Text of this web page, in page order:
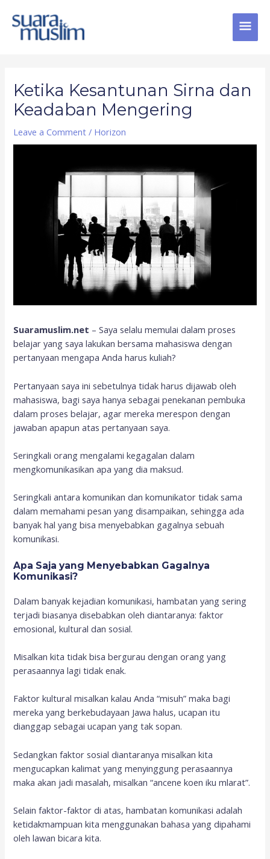
content
Ketika Kesantunan Sirna dan
Keadaban Mengering
Leave a Comment / Horizon
Suaramuslim.net – Saya selalu memulai dalam proses
belajar yang saya lakukan bersama mahasiswa dengan
pertanyaan mengapa Anda harus kuliah?
Pertanyaan saya ini sebetulnya tidak harus dijawab oleh
mahasiswa, bagi saya hanya sebagai penekanan pembuka
dalam proses belajar, agar mereka merespon dengan
jawaban apapun atas pertanyaan saya.
Seringkali orang mengalami kegagalan dalam
mengkomunikasikan apa yang dia maksud.
Seringkali antara komunikan dan komunikator tidak sama
dalam memahami pesan yang disampaikan, sehingga ada
banyak hal yang bisa menyebabkan gagalnya sebuah
komunikasi.
Apa Saja yang Menyebabkan Gagalnya
Komunikasi?
Dalam banyak kejadian komunikasi, hambatan yang sering
terjadi biasanya disebabkan oleh diantaranya: faktor
emosional, kultural dan sosial.
Misalkan kita tidak bisa bergurau dengan orang yang
perasaannya lagi tidak enak.
Faktor kultural misalkan kalau Anda “misuh” maka bagi
mereka yang berkebudayaan Jawa halus, ucapan itu
dianggap sebagai ucapan yang tak sopan.
Sedangkan faktor sosial diantaranya misalkan kita
mengucapkan kalimat yang menyinggung perasaannya
maka akan jadi masalah, misalkan “ancene koen iku mlarat”.
Selain faktor-faktor di atas, hambatan komunikasi adalah
ketidakmampuan kita menggunakan bahasa yang dipahami
oleh lawan bicara kita.